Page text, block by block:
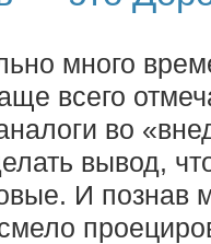
много
всего
во
вывод,
И познав